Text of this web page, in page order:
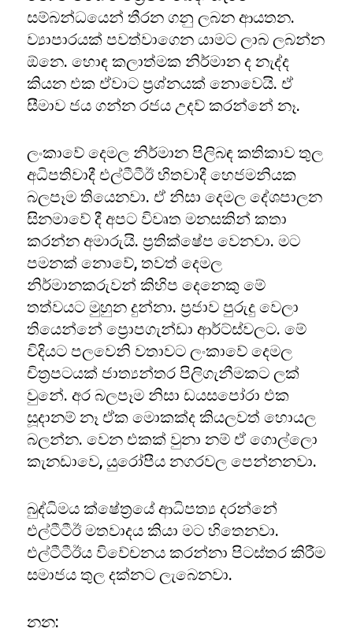
සම්බන්ධයෙන් තීරන ගනු ලබන ආයතන.
ව්‍යාපාරයක් පවත්වාගෙන යාමට ලාබ ලබන්න
ඕනෙ. හොඳ කලාත්මක නිර්මාන ද නැද්ද
කියන එක ඒවාට ප්‍රශ්නයක් නොවෙයි. ඒ
සීමාව ජය ගන්න රජය උදව් කරන්නේ නෑ.
ලංකාවේ දෙමල නිර්මාන පිලිබඳ කතිකාව තුල
අධිපතිවාදී එල්ටීටීඊ හිතවාදී හෙජමනියක
බලපෑම තියෙනවා. ඒ නිසා දෙමල දේශපාලන
සිනමාවේ දී අපට විවෘත මනසකින් කතා
කරන්න අමාරුයි. ප්‍රතික්ෂේප වෙනවා. මට
පමනක් නොවේ, තවත් දෙමල
නිර්මානකරුවන් කිහිප දෙනෙකු මේ
තත්වයට මුහුන දුන්නා. ප්‍රජාව පුරුදු වෙලා
තියෙන්නේ ප්‍රොපගැන්ඩා ආර්ට්ස්වලට. මේ
විදියට පලවෙනි වතාවට ලංකාවේ දෙමල
චිත්‍රපටයක් ජාත්‍යන්තර පිලිගැනීමකට ලක්
වුනේ. අර බලපෑම නිසා ඩයසපෝරා එක
සූදානම් නෑ ඒක මොකක්ද කියලවත් හොයල
බලන්න. වෙන එකක් වුනා නම් ඒ ගොල්ලො
කැනඩාවෙ, යුරෝපීය නගරවල පෙන්නනවා.
බුද්ධිමය ක්ෂේත්‍රයේ ආධිපත්‍ය දරන්නේ
එල්ටීටීඊ මතවාදය කියා මට හිතෙනවා.
එල්ටීටීඊය විවේචනය කරන්නා පිටස්තර කිරීම
සමාජය තුල දක්නට ලැබෙනවා.
නන: